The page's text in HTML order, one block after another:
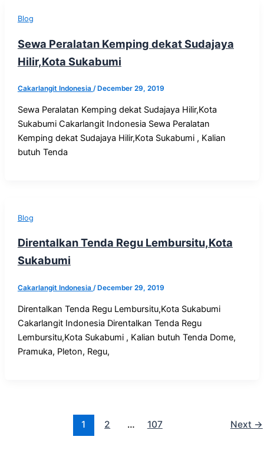
Blog
Sewa Peralatan Kemping dekat Sudajaya
Hilir,Kota Sukabumi
Cakarlangit Indonesia / December 29, 2019
Sewa Peralatan Kemping dekat Sudajaya Hilir,Kota
Sukabumi Cakarlangit Indonesia Sewa Peralatan
Kemping dekat Sudajaya Hilir,Kota Sukabumi , Kalian
butuh Tenda
Blog
Direntalkan Tenda Regu Lembursitu,Kota
Sukabumi
Cakarlangit Indonesia / December 29, 2019
Direntalkan Tenda Regu Lembursitu,Kota Sukabumi
Cakarlangit Indonesia Direntalkan Tenda Regu
Lembursitu,Kota Sukabumi , Kalian butuh Tenda Dome,
Pramuka, Pleton, Regu,
1 2 … 107 Next →